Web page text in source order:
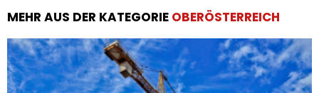
MEHR AUS DER KATEGORIE OBERÖSTERREICH